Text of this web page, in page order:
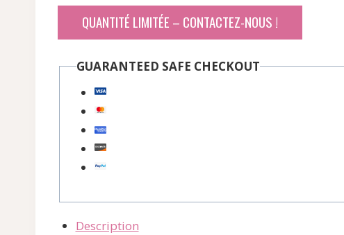
était :
119,69 €.
est :
99,62 €.
QUANTITÉ LIMITÉE – CONTACTEZ-NOUS !
GUARANTEED SAFE CHECKOUT
Description